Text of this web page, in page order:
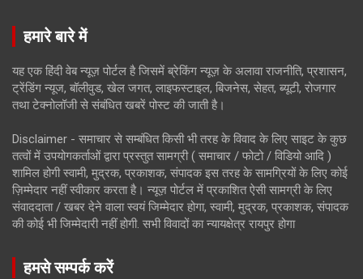
हमारे बारे में
यह एक हिंदी वेब न्यूज़ पोर्टल है जिसमें ब्रेकिंग न्यूज़ के अलावा राजनीति, प्रशासन,
ट्रेंडिंग न्यूज, बॉलीवुड, खेल जगत, लाइफस्टाइल, बिजनेस, सेहत, ब्यूटी, रोजगार
तथा टेक्नोलॉजी से संबंधित खबरें पोस्ट की जाती है।
Disclaimer - समाचार से सम्बंधित किसी भी तरह के विवाद के लिए साइट के कुछ
तत्वों में उपयोगकर्ताओं द्वारा प्रस्तुत सामग्री ( समाचार / फोटो / विडियो आदि )
शामिल होगी स्वामी, मुद्रक, प्रकाशक, संपादक इस तरह के सामग्रियों के लिए कोई
ज़िम्मेदार नहीं स्वीकार करता है। न्यूज़ पोर्टल में प्रकाशित ऐसी सामग्री के लिए
संवाददाता / खबर देने वाला स्वयं जिम्मेदार होगा, स्वामी, मुद्रक, प्रकाशक, संपादक
की कोई भी जिम्मेदारी नहीं होगी. सभी विवादों का न्यायक्षेत्र रायपुर होगा
हमसे सम्पर्क करें